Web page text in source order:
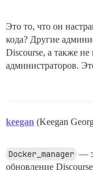
Это то, что он
кода? Другие
Discourse, а также
администраторов.
keegan (Keegan
Docker_manager —
обновление